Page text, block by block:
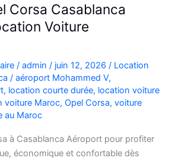
Corsa Casablanca
Voiture
/ admin / juin 12, 2026 / Location
/ aéroport Mohammed V,
, location courte durée, location voiture
voiture Maroc, Opel Corsa, voiture
au Maroc
à Casablanca Aéroport pour profiter
économique et confortable dès